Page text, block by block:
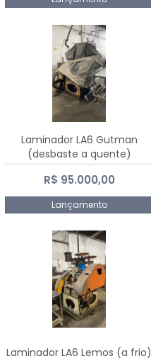
Laminador LA6 Gutman
(desbaste a quente)
R$ 95.000,00
Lançamento
Laminador LA6 Lemos (a frio)